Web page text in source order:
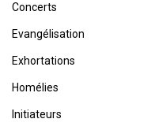
Concerts
Evangélisation
Exhortations
Homélies
Initiateurs